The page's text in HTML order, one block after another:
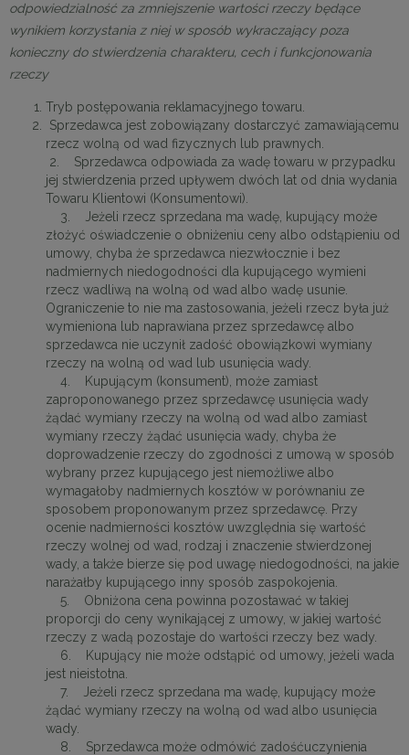
odpowiedzialność za zmniejszenie wartości rzeczy będące
wynikiem korzystania z niej w sposób wykraczający poza
konieczny do stwierdzenia charakteru, cech i funkcjonowania
rzeczy
Tryb postępowania reklamacyjnego towaru.
Sprzedawca jest zobowiązany dostarczyć zamawiającemu
rzecz wolną od wad fizycznych lub prawnych.
2. Sprzedawca odpowiada za wadę towaru w przypadku
jej stwierdzenia przed upływem dwóch lat od dnia wydania
Towaru Klientowi (Konsumentowi).
3. Jeżeli rzecz sprzedana ma wadę, kupujący może
złożyć oświadczenie o obniżeniu ceny albo odstąpieniu od
umowy, chyba że sprzedawca niezwłocznie i bez
nadmiernych niedogodności dla kupującego wymieni
rzecz wadliwą na wolną od wad albo wadę usunie.
Ograniczenie to nie ma zastosowania, jeżeli rzecz była już
wymieniona lub naprawiana przez sprzedawcę albo
sprzedawca nie uczynił zadość obowiązkowi wymiany
rzeczy na wolną od wad lub usunięcia wady.
4. Kupującym (konsument), może zamiast
zaproponowanego przez sprzedawcę usunięcia wady
żądać wymiany rzeczy na wolną od wad albo zamiast
wymiany rzeczy żądać usunięcia wady, chyba że
doprowadzenie rzeczy do zgodności z umową w sposób
wybrany przez kupującego jest niemożliwe albo
wymagałoby nadmiernych kosztów w porównaniu ze
sposobem proponowanym przez sprzedawcę. Przy
ocenie nadmierności kosztów uwzględnia się wartość
rzeczy wolnej od wad, rodzaj i znaczenie stwierdzonej
wady, a także bierze się pod uwagę niedogodności, na jakie
narażałby kupującego inny sposób zaspokojenia.
5. Obniżona cena powinna pozostawać w takiej
proporcji do ceny wynikającej z umowy, w jakiej wartość
rzeczy z wadą pozostaje do wartości rzeczy bez wady.
6. Kupujący nie może odstąpić od umowy, jeżeli wada
jest nieistotna.
7. Jeżeli rzecz sprzedana ma wadę, kupujący może
żądać wymiany rzeczy na wolną od wad albo usunięcia
wady.
8. Sprzedawca może odmówić zadośćuczynienia